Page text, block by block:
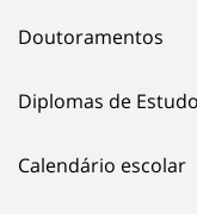
Doutoramentos
Diplomas de
Calendário escolar